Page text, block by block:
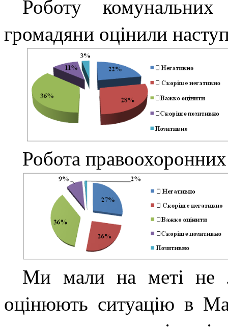
Роботу
громадяни оцінили
Робота правоохоронних
Ми мали на меті не
оцінюють ситуацію в